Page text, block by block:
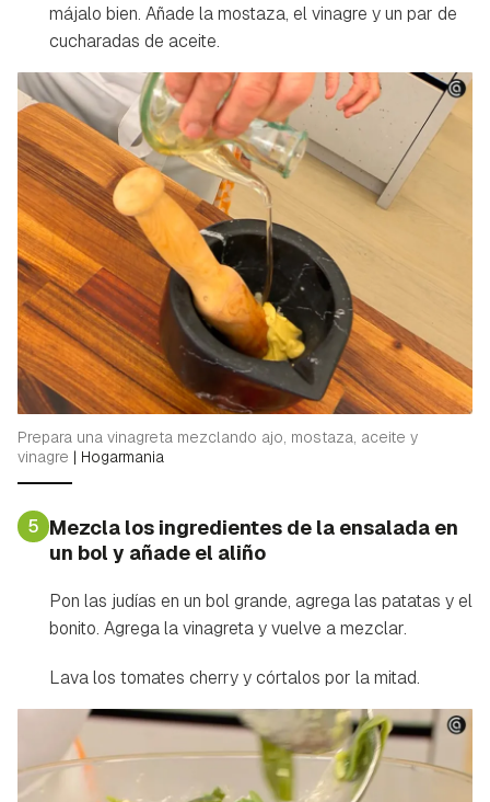
Guardar como favorito
Para poder guardar como favorito, primero has de
iniciar sesión con tu cuenta de Hogarmanía.
INICIAR SESIÓN
májalo bien. Añade la mostaza, el vinagre y un par de
cucharadas de aceite.
Prepara una vinagreta mezclando ajo, mostaza, aceite y
vinagre | Hogarmania
5 Mezcla los ingredientes de la ensalada en
un bol y añade el aliño
Pon las judías en un bol grande, agrega las patatas y el
bonito. Agrega la vinagreta y vuelve a mezclar.
Lava los tomates cherry y córtalos por la mitad.
Contenido enviado
Gracias por suscribirte a nuestro boletín.
ACEPTAR